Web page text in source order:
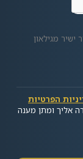
ישיר מגילאון
הפרטיות
אליך ומתן מענה